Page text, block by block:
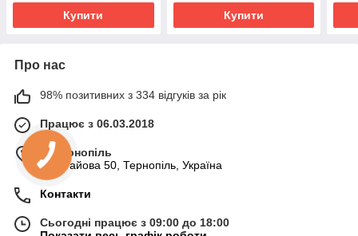
Купити Купити
Про нас
98% позитивних з 334 відгуків за рік
Працює з 06.03.2018
м. Тернопіль
вул. Гайова 50, Тернопіль, Україна
Контакти
Сьогодні працює з 09:00 до 18:00